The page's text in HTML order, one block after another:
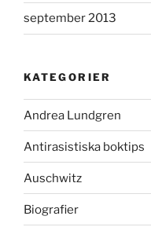
september 2013
KATEGORIER
Andrea Lundgren
Antirasistiska boktips
Auschwitz
Biografier